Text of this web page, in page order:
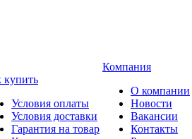
купить
Условия оплаты
Условия доставки
Гарантия на товар
Компания
О компании
Новости
Вакансии
Контакты